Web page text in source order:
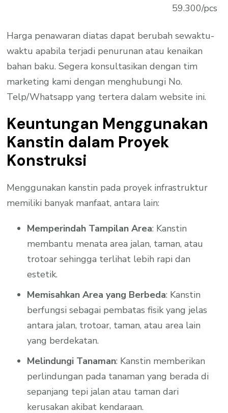
59.300/pcs
Harga penawaran diatas dapat berubah sewaktu-
waktu apabila terjadi penurunan atau kenaikan
bahan baku. Segera konsultasikan dengan tim
marketing kami dengan menghubungi No.
Telp/Whatsapp yang tertera dalam website ini.
Keuntungan Menggunakan
Kanstin dalam Proyek
Konstruksi
Menggunakan kanstin pada proyek infrastruktur
memiliki banyak manfaat, antara lain:
Memperindah Tampilan Area: Kanstin
membantu menata area jalan, taman, atau
trotoar sehingga terlihat lebih rapi dan
estetik.
Memisahkan Area yang Berbeda: Kanstin
berfungsi sebagai pembatas fisik yang jelas
antara jalan, trotoar, taman, atau area lain
yang berdekatan.
Melindungi Tanaman: Kanstin memberikan
perlindungan pada tanaman yang berada di
sepanjang tepi jalan atau taman dari
kerusakan akibat kendaraan.